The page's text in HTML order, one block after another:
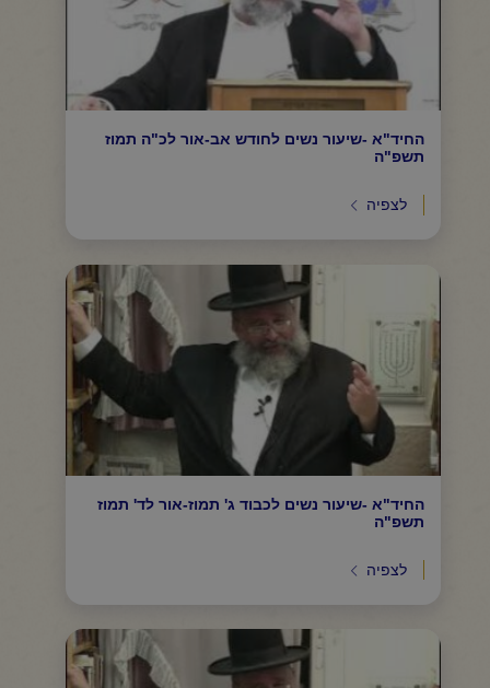
החיד"א -שיעור נשים לחודש אב-אור לכ"ה תמוז
תשפ"ה
לצפיה
החיד"א -שיעור נשים לכבוד ג' תמוז-אור לד' תמוז
תשפ"ה
לצפיה